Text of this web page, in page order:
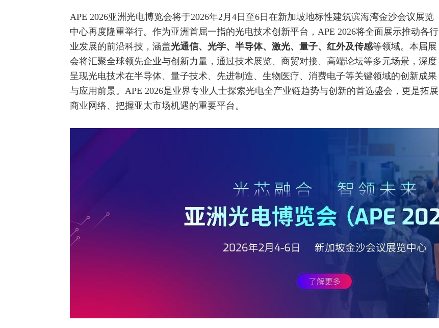
APE 2026亚洲光电博览会将于2026年2月4日至6日在新加坡地标性建筑滨海湾金沙会议展览
中心再度隆重举行。作为亚洲首屈一指的光电技术创新平台，APE 2026将全面展示推动各行
业发展的前沿科技，涵盖光通信、 光学、 半导体、 激光、量子、红外及传感等领域。本届展
会将汇聚全球领先企业与创新力量，通过技术展览、商贸对接、高端论坛等多元场景，深度
呈现光电技术在半导体、量子技术、先进制造、生物医疗、消费电子等关键领域的创新成果
与应用前景。APE 2026是业界专业人士探索光电全产业链趋势与创新的首选盛会，更是拓展
商业 网络、把握亚太市场机遇的重要平台。